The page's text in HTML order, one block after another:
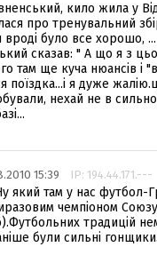
кило жила у
про тренувальний
вроді було все хорошо,
сказав: " А що я з
там ще куча нюансів і
поїздка...і я дуже
нехай не в
15:39 IP: 194.44.171.---
який там у нас футбол-
чемпіоном
традицій
були сильні гонщики.